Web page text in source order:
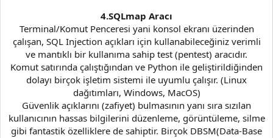
4.SQLmap Aracı
Terminal/Komut Penceresi yani konsol ekranı üzerinden
çalışan, SQL Injection açıkları için kullanabileceğiniz verimli
ve mantıklı bir kullanıma sahip test (pentest) aracıdır.
Komut satırında çalıştığından ve Python ile geliştirildiğinden
dolayı birçok işletim sistemi ile uyumlu çalışır. (Linux
dağıtımları, Windows, MacOS)
Güvenlik açıklarını (zafiyet) bulmasının yanı sıra sızılan
kullanıcının hassas bilgilerini düzenleme, görüntüleme, silme
gibi fantastik özelliklere de sahiptir. Birçok DBSM(Data-Base